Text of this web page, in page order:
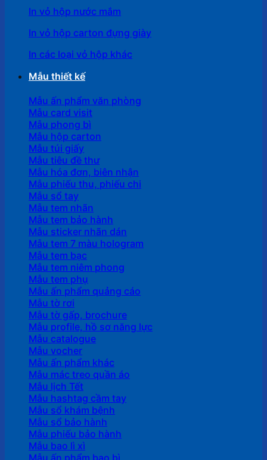
In vỏ hộp nước mắm
In vỏ hộp carton đựng giày
In các loại vỏ hộp khác
Mẫu thiết kế
Mẫu ấn phẩm văn phòng
Mẫu card visit
Mẫu phong bì
Mẫu hộp carton
Mẫu túi giấy
Mẫu tiêu đề thư
Mẫu hóa đơn, biên nhận
Mẫu phiếu thu, phiếu chi
Mẫu sổ tay
Mẫu tem nhãn
Mẫu tem bảo hành
Mẫu sticker nhãn dán
Mẫu tem 7 màu hologram
Mẫu tem bạc
Mẫu tem niêm phong
Mẫu tem phụ
Mẫu ấn phẩm quảng cáo
Mẫu tờ rơi
Mẫu tờ gấp, brochure
Mẫu profile, hồ sơ năng lực
Mẫu catalogue
Mẫu vocher
Mẫu ấn phẩm khác
Mẫu mác treo quần áo
Mẫu lịch Tết
Mẫu hashtag cầm tay
Mẫu sổ khám bệnh
Mẫu sổ bảo hành
Mẫu phiếu bảo hành
Mẫu bao lì xì
Mẫu ấn phẩm bao bì